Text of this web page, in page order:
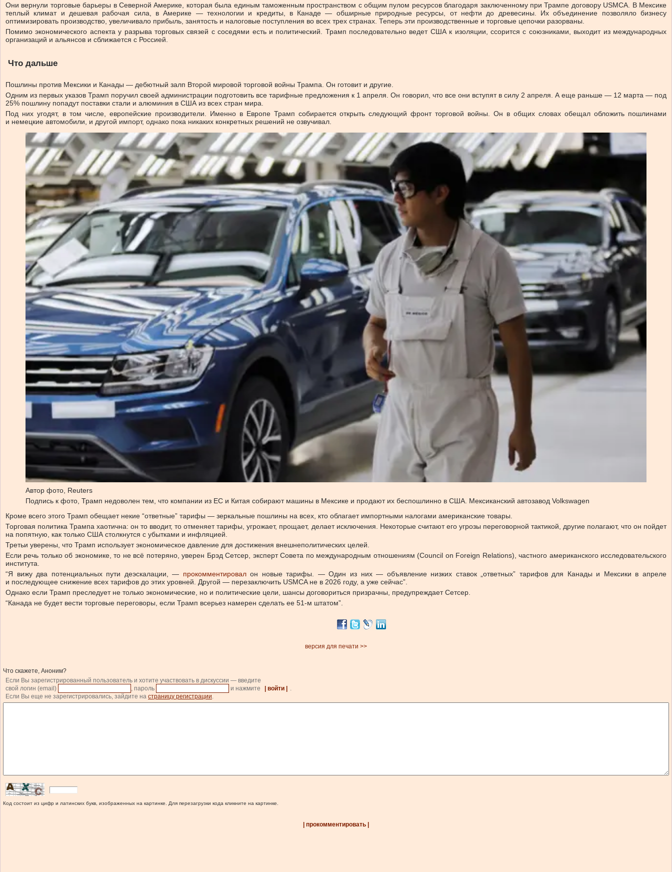
Они вернули торговые барьеры в Северной Америке, которая была единым таможенным пространством с общим пулом ресурсов благодаря заключенному при Трампе договору USMCA. В Мексике
теплый климат и дешевая рабочая сила, в Америке — технологии и кредиты, в Канаде — обширные природные ресурсы, от нефти до древесины. Их объединение позволяло бизнесу
оптимизировать производство, увеличивало прибыль, занятость и налоговые поступления во всех трех странах. Теперь эти производственные и торговые цепочки разорваны.
Помимо экономического аспекта у разрыва торговых связей с соседями есть и политический. Трамп последовательно ведет США к изоляции, ссорится с союзниками, выходит из международных
организаций и альянсов и сближается с Россией.
Что дальше
Пошлины против Мексики и Канады — дебютный залп Второй мировой торговой войны Трампа. Он готовит и другие.
Одним из первых указов Трамп поручил своей администрации подготовить все тарифные предложения к 1 апреля. Он говорил, что все они вступят в силу 2 апреля. А еще раньше — 12 марта — под
25% пошлину попадут поставки стали и алюминия в США из всех стран мира.
Под них угодят, в том числе, европейские производители. Именно в Европе Трамп собирается открыть следующий фронт торговой войны. Он в общих словах обещал обложить пошлинами
и немецкие автомобили, и другой импорт, однако пока никаких конкретных решений не озвучивал.
Автор фото, Reuters
Подпись к фото, Трамп недоволен тем, что компании из ЕС и Китая собирают машины в Мексике и продают их беспошлинно в США. Мексиканский автозавод Volkswagen
Кроме всего этого Трамп обещает некие “ответные” тарифы — зеркальные пошлины на всех, кто облагает импортными налогами американские товары.
Торговая политика Трампа хаотична: он то вводит, то отменяет тарифы, угрожает, прощает, делает исключения. Некоторые считают его угрозы переговорной тактикой, другие полагают, что он пойдет
на попятную, как только США столкнутся с убытками и инфляцией.
Третьи уверены, что Трамп использует экономическое давление для достижения внешнеполитических целей.
Если речь только об экономике, то не всё потеряно, уверен Брэд Сетсер, эксперт Совета по международным отношениям (Council on Foreign Relations), частного американского исследовательского
института.
“Я вижу два потенциальных пути деэскалации, — прокомментировалон новые тарифы. — Один из них — объявление низких ставок „ответных” тарифов для Канады и Мексики в апреле
и последующее снижение всех тарифов до этих уровней. Другой — перезаключить USMCA не в 2026 году, а уже сейчас”.
Однако если Трамп преследует не только экономические, но и политические цели, шансы договориться призрачны, предупреждает Сетсер.
“Канада не будет вести торговые переговоры, если Трамп всерьез намерен сделать ее 51-м штатом”.
версия для печати >>
Что скажете, Аноним?
Если Вы зарегистрированный пользователь и хотите участвовать в дискуссии — введите
свой логин (email)
, пароль и нажмите | войти |
.
Если Вы еще не зарегистрировались, зайдите на страницу регистрации.
Код состоит из цифр и латинских букв, изображенных на картинке. Для перезагрузки кода кликните на картинке.
| прокомментировать |